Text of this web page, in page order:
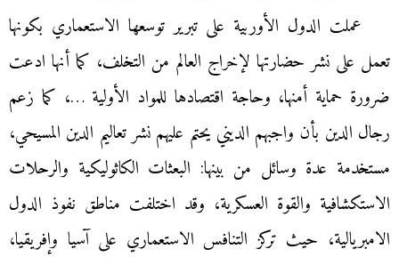
عملت الدول الأوربية على تبرير توسعها الاستعماري بكونها
تعمل على نشر حضارتها لإخراج العالم من التخلف، كما أنها ادعت
ضرورة حماية أمنها، وحاجة اقتصادها للمواد الأولية …، كما زعم
رجال الدين بأن واجبهم الديني يحتم عليهم نشر تعاليم الدين المسيحي،
مستخدمة عدة وسائل من بينها: البعثات الكاثوليكية والرحلات
الاستكشافية والقوة العسكرية، وقد اختلفت مناطق نفوذ الدول
الامبريالية، حيث تركز التنافس الاستعماري على آسيا وإفريقيا،